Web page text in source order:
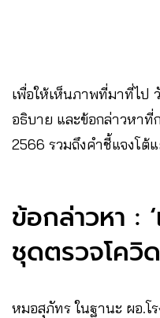
เพื่อให้เห็นภาพที่มาที่ไป
อธิบาย และข้อกล่าวหาที่
2566 รวมถึงคำชี้แจงโต้
ข้อกล่าวหา :
ชุดตรวจโควิด
หมอสุภัทร ในฐานะ ผอ.โ